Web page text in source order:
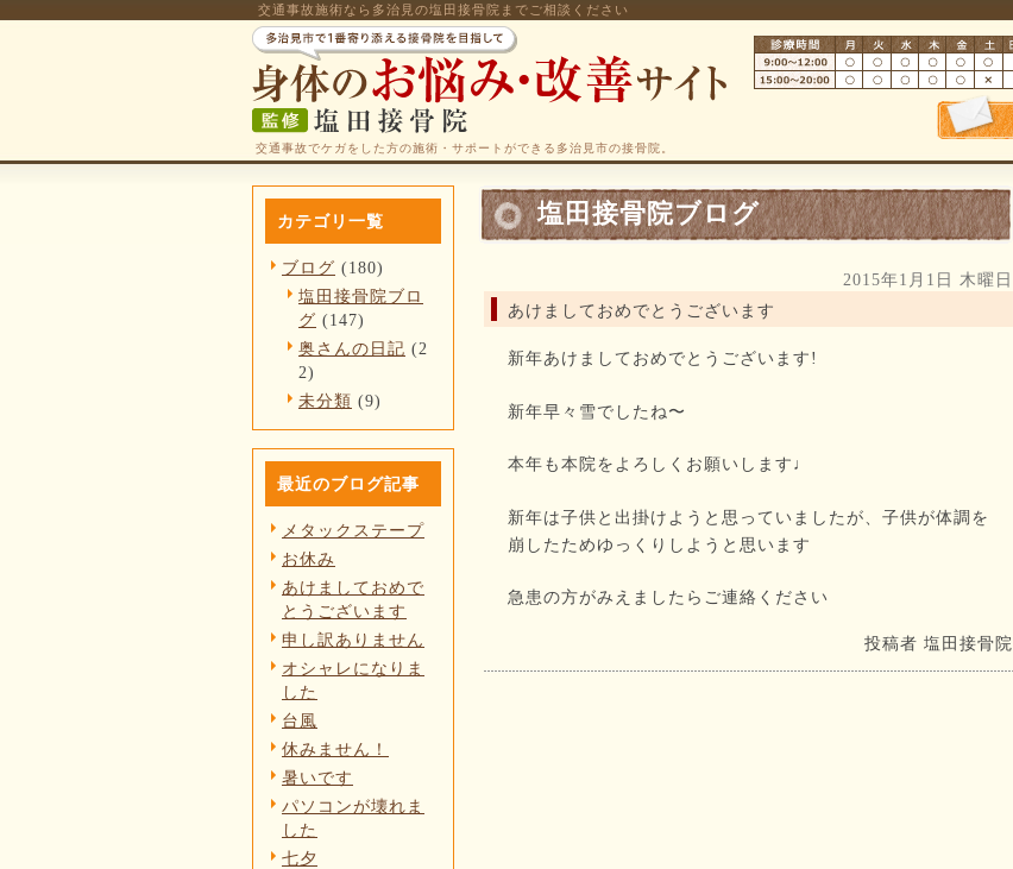
交通事故施術なら多治見の塩田接骨院までご相談ください
交通事故でケガをした方の施術・サポートができる多治見市の接骨院。
塩田接骨院ブログ
2015年1月1日 木曜日
あけましておめでとうございます
新年あけましておめでとうございます!
新年早々雪でしたね〜
本年も本院をよろしくお願いします♩
新年は子供と出掛けようと思っていましたが、子供が体調を
崩したためゆっくりしようと思います
急患の方がみえましたらご連絡ください
投稿者 塩田接骨院
カテゴリ一覧
ブログ (180)
塩田接骨院ブロ
グ (147)
奥さんの日記 (2
2)
未分類 (9)
最近のブログ記事
メタックステープ
お休み
あけましておめで
とうございます
申し訳ありません
オシャレになりま
した
台風
休みません！
暑いです
パソコンが壊れま
した
七夕